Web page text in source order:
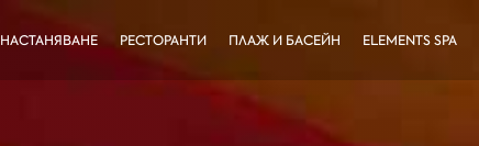
НАСТАНЯВАНЕ РЕСТОРАНТИ ПЛАЖ И БАСЕЙН ELEMENTS SPA